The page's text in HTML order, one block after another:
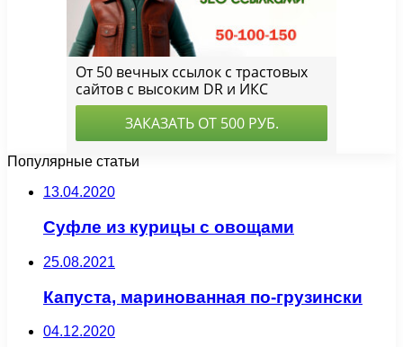
Популярные статьи
13.04.2020
Суфле из курицы с овощами
25.08.2021
Капуста, маринованная по-грузински
04.12.2020